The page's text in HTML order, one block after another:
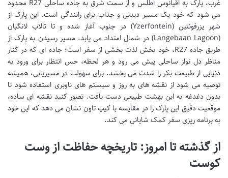
غرب، پارک به اقیانوس اطلس و از سمت شرق به جاده ساحلی R27 محدود
می شود که خود یک مسیر دیدنی و جذاب برای رانندگی است. این پارک از
شهر یزرفونتین (Yzerfontein) در جنوب آغاز شده و تا تالاب لانگبان
(Langebaan Lagoon) در شمال امتداد می یابد. مسیر رسیدن به پارک از
طریق جاده R27، خود بخش لذت بخشی از سفر است؛ جاده ای که در کنار
مناظر دل نواز ساحلی پیش می رود و هر لحظه، حس انتظار برای ورود به
دنیایی از طبیعت بکر را شدت می بخشد. برای سهولت در مسیریابی، همیشه
توصیه می شود از نقشه های به روز و سیستم های ناوبری استفاده شود تا
بدون دغدغه به این بهشت طبیعی دست یافت. تصور کنید نقشه ای ساده،
موقعیت دقیق این پارک را در مقایسه با کیپ تاون نشان می دهد که این خود
به برنامه ریزی سفر کمک شایانی می کند.
از گذشته تا امروز: تاریخچه حفاظت از وست
کوست